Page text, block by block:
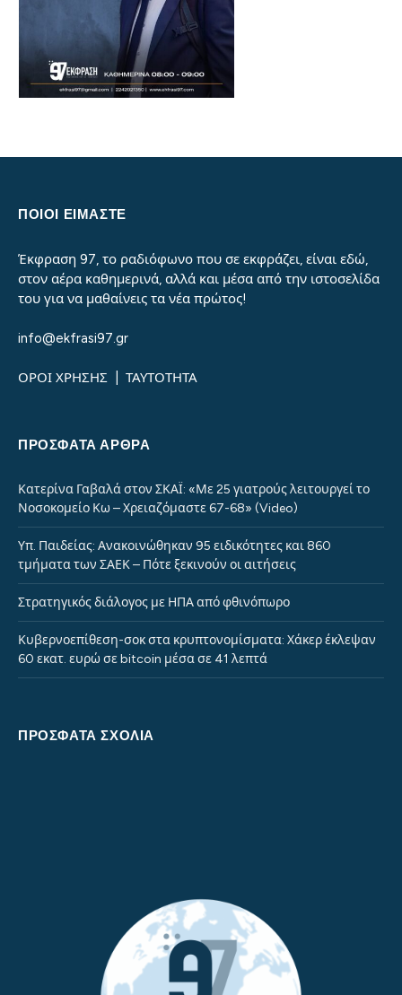
ΠΟΙΟΙ ΕΙΜΑΣΤΕ
Έκφραση 97, το ραδιόφωνο που σε εκφράζει, είναι εδώ,
στον αέρα καθημερινά, αλλά και μέσα από την ιστοσελίδα
του για να μαθαίνεις τα νέα πρώτος!
info@ekfrasi97.gr
ΟΡΟΙ ΧΡΗΣΗΣ ΤΑΥΤΟΤΗΤΑ
ΠΡΌΣΦΑΤΑ ΆΡΘΡΑ
Κατερίνα Γαβαλά στον ΣΚΑΪ: «Με 25 γιατρούς λειτουργεί το
Νοσοκομείο Κω – Χρειαζόμαστε 67-68» (Video)
Υπ. Παιδείας: Ανακοινώθηκαν 95 ειδικότητες και 860
τμήματα των ΣΑΕΚ – Πότε ξεκινούν οι αιτήσεις
Στρατηγικός διάλογος με ΗΠΑ από φθινόπωρο
Κυβερνοεπίθεση-σοκ στα κρυπτονομίσματα: Χάκερ έκλεψαν
60 εκατ. ευρώ σε bitcoin μέσα σε 41 λεπτά
ΠΡΌΣΦΑΤΑ ΣΧΌΛΙΑ